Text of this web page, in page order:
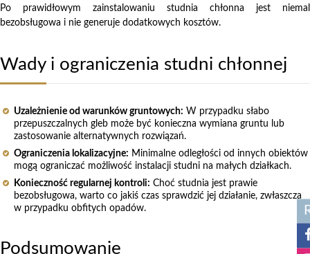
Po prawidłowym zainstalowaniu studnia chłonna jest niemal
bezobsługowa i nie generuje dodatkowych kosztów.
Wady i ograniczenia studni chłonnej
Uzależnienie od warunków gruntowych: W przypadku słabo
przepuszczalnych gleb może być konieczna wymiana gruntu lub
zastosowanie alternatywnych rozwiązań.
Ograniczenia lokalizacyjne: Minimalne odległości od innych obiektów
mogą ograniczać możliwość instalacji studni na małych działkach.
Konieczność regularnej kontroli: Choć studnia jest prawie
bezobsługowa, warto co jakiś czas sprawdzić jej działanie, zwłaszcza
w przypadku obfitych opadów.
Podsumowanie